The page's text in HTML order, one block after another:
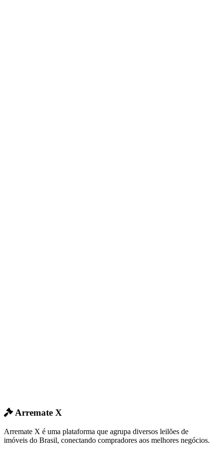
Arremate X
Arremate X é uma plataforma que agrupa diversos leilões de
imóveis do Brasil, conectando compradores aos melhores negócios.